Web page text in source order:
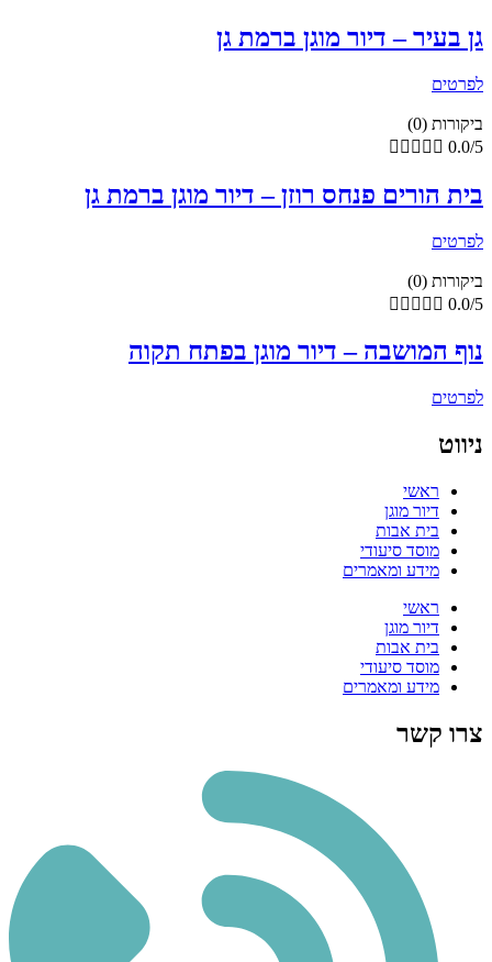
גן בעיר – דיור מוגן ברמת גן
לפרטים
ביקורות (0)
     0.0/5
בית הורים פנחס רוזן – דיור מוגן ברמת גן
לפרטים
ביקורות (0)
     0.0/5
נוף המושבה – דיור מוגן בפתח תקוה
לפרטים
ניווט
ראשי
דיור מוגן
בית אבות
מוסד סיעודי
מידע ומאמרים
ראשי
דיור מוגן
בית אבות
מוסד סיעודי
מידע ומאמרים
צרו קשר